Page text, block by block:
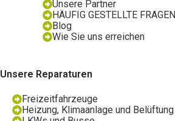
Unsere Partner
HÄUFIG GESTELLTE FRAGEN
Blog
Wie Sie uns erreichen
Unsere Reparaturen
Freizeitfahrzeuge
Heizung, Klimaanlage und Belüftung